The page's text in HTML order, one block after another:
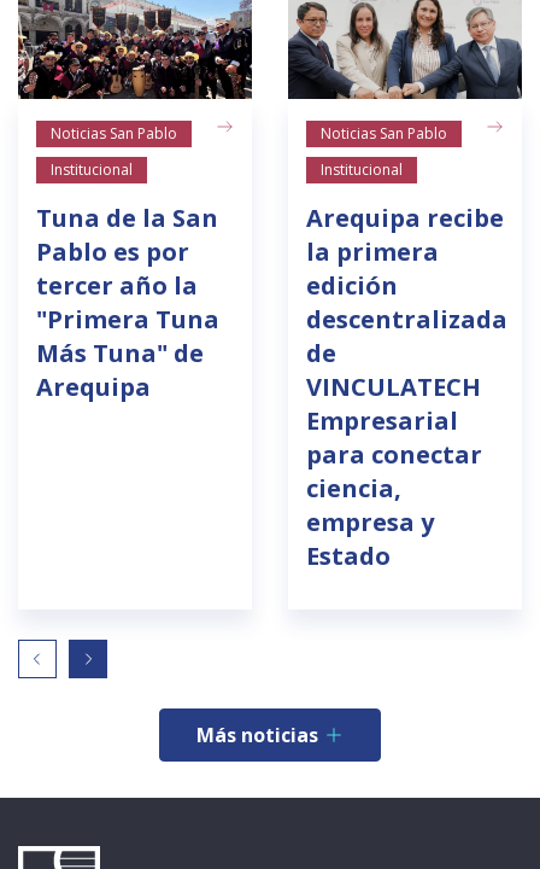
Noticias San Pablo
Institucional
Tuna de la San
Pablo es por
tercer año la
"Primera Tuna
Más Tuna" de
Arequipa
Noticias San Pablo
Institucional
Arequipa recibe
la primera
edición
descentralizada
de
VINCULATECH
Empresarial
para conectar
ciencia,
empresa y
Estado
Más noticias